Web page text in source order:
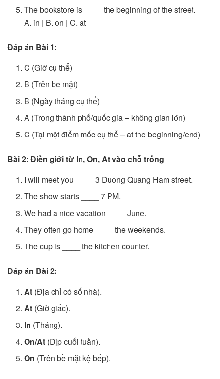
The bookstore is ____ the beginning of the street.
A. in | B. on | C. at
Đáp án Bài 1:
C (Giờ cụ thể)
B (Trên bề mặt)
B (Ngày tháng cụ thể)
A (Trong thành phố/quốc gia – không gian lớn)
C (Tại một điểm mốc cụ thể – at the beginning/end)
Bài 2: Điền giới từ In, On, At vào chỗ trống
I will meet you ____ 3 Duong Quang Ham street.
The show starts ____ 7 PM.
We had a nice vacation ____ June.
They often go home ____ the weekends.
The cup is ____ the kitchen counter.
Đáp án Bài 2:
At (Địa chỉ có số nhà).
At (Giờ giấc).
In (Tháng).
On/At (Dịp cuối tuần).
On (Trên bề mặt kệ bếp).